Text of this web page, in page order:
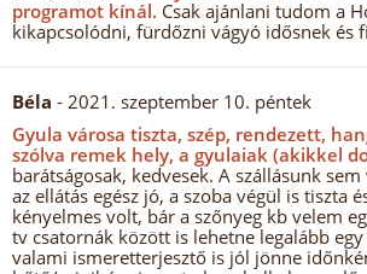
programot kínál. Csak ajánlani tudom a
kikapcsolódni, fürdőzni vágyó idősnek és
Béla - 2021. szeptember 10. péntek
Gyula városa tiszta, szép, rendezett,
szólva remek hely, a gyulaiak (akikkel
barátságosak, kedvesek. A szállásunk
az ellátás egész jó, a szoba végül is tiszta
kényelmes volt, bár a szőnyeg kb velem
tv csatornák között is lehetne legalább
valami ismeretterjesztő is jól jönne